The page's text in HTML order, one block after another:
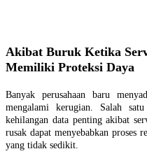
Akibat Buruk Ketika
Memiliki Proteksi Daya
Banyak perusahaan baru
mengalami kerugian. Salah
kehilangan data penting akibat
rusak dapat menyebabkan proses
yang tidak sedikit.